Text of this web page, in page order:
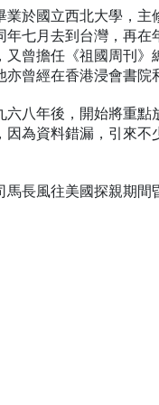
業於國立西北大學，
年七月去到台灣，再
又曾擔任《祖國周刊
亦曾經在香港浸會書院
六八年後，開始將重
因為資料錯漏，引來
馬長風往美國探親期間